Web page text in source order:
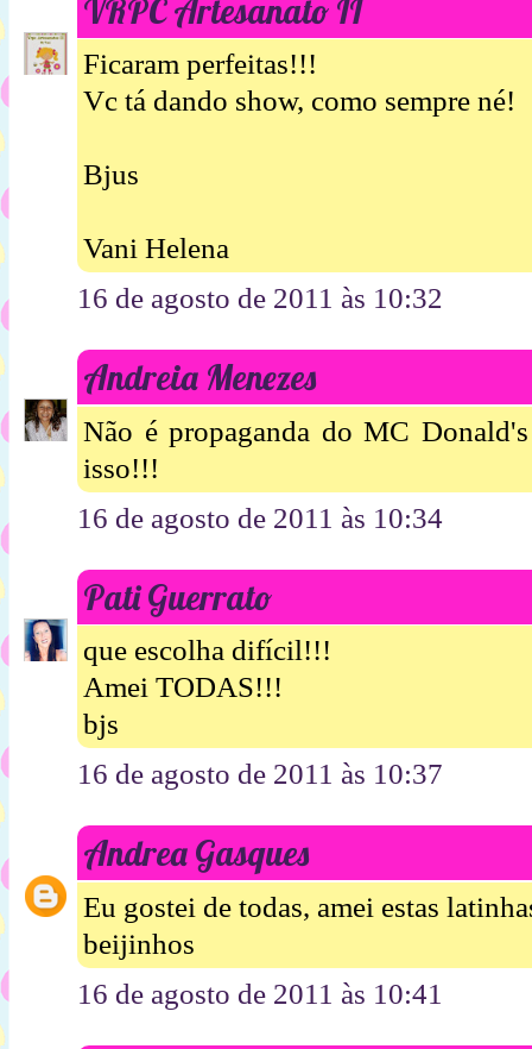
VRPC Artesanato II
Ficaram perfeitas!!!
Vc tá dando show, como sempre né!
Bjus
Vani Helena
16 de agosto de 2011 às 10:32
Andreia Menezes
Não é propaganda do MC
isso!!!
16 de agosto de 2011 às 10:34
Pati Guerrato
que escolha difícil!!!
Amei TODAS!!!
bjs
16 de agosto de 2011 às 10:37
Andrea Gasques
Eu gostei de todas, amei estas
beijinhos
16 de agosto de 2011 às 10:41